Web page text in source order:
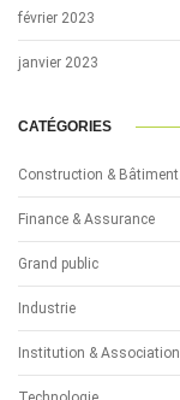
février 2023
janvier 2023
CATÉGORIES
Construction & Bâtiment
Finance & Assurance
Grand public
Industrie
Institution & Association